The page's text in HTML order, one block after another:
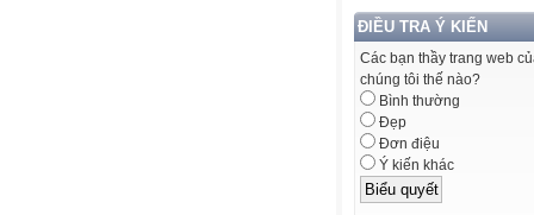
ĐIỀU TRA Ý KIẾN
Các bạn thầy trang web
chúng tôi thế nào?
Bình thường
Đẹp
Đơn điệu
Ý kiến khác